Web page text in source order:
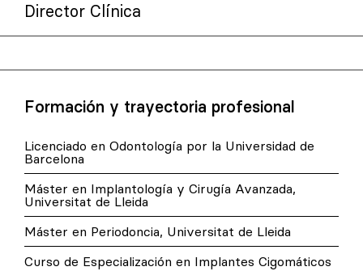
Director Clínica
Formación y trayectoria profesional
Licenciado en Odontología por la Universidad de
Barcelona
Máster en Implantología y Cirugía Avanzada,
Universitat de Lleida
Máster en Periodoncia, Universitat de Lleida
Curso de Especialización en Implantes Cigomáticos